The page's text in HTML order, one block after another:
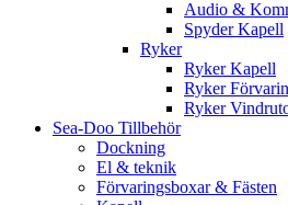
Audio &
Spyder Kapell
Ryker
Ryker Kapell
Ryker
Ryker
Sea-Doo Tillbehör
Dockning
El & teknik
Förvaringsboxar & Fästen